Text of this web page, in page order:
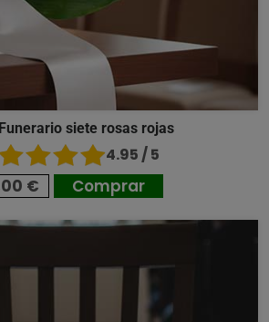
siete rosas rojas
4.95 / 5
€ Comprar